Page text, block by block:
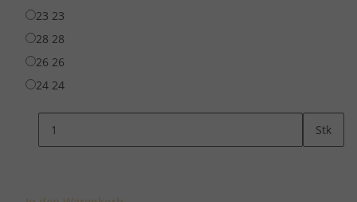
23 23
28 28
26 26
24 24
Stk